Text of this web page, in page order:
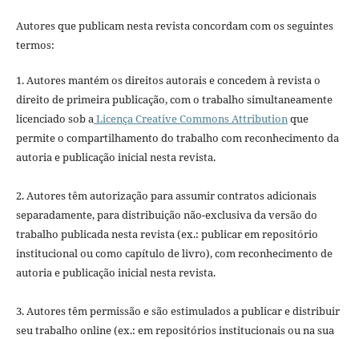
Autores que publicam nesta revista concordam com os seguintes
termos:
1. Autores mantém os direitos autorais e concedem à revista o
direito de primeira publicação, com o trabalho simultaneamente
licenciado sob aLicença Creative Commons Attributionque
permite o compartilhamento do trabalho com reconhecimento da
autoria e publicação inicial nesta revista.
2. Autores têm autorização para assumir contratos adicionais
separadamente, para distribuição não-exclusiva da versão do
trabalho publicada nesta revista (ex.: publicar em repositório
institucional ou como capítulo de livro), com reconhecimento de
autoria e publicação inicial nesta revista.
3. Autores têm permissão e são estimulados a publicar e distribuir
seu trabalho online (ex.: em repositórios institucionais ou na sua